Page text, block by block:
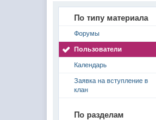
По типу материала
Форумы
Пользователи
Календарь
Заявка на вступление в
клан
По разделам